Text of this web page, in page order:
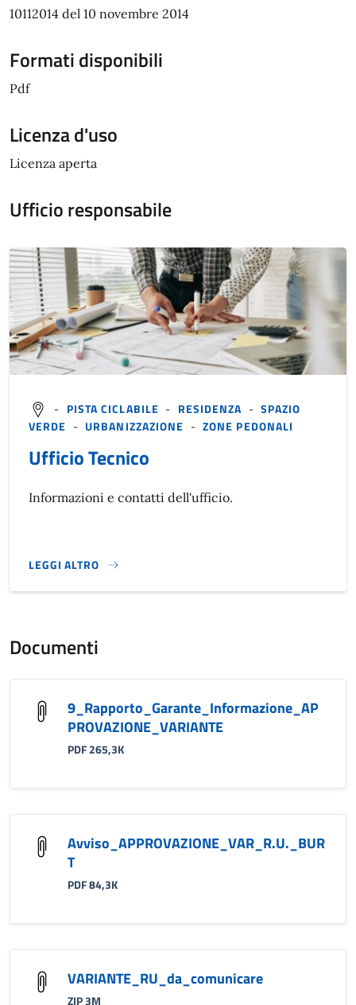
10112014 del 10 novembre 2014
Formati disponibili
Pdf
Licenza d'uso
Licenza aperta
Ufficio responsabile
- PISTA CICLABILE - RESIDENZA - SPAZIO
VERDE - URBANIZZAZIONE - ZONE PEDONALI
Ufficio Tecnico
Informazioni e contatti dell'ufficio.
LEGGI ALTRO
}
Documenti
9_Rapporto_Garante_Informazione_AP
PROVAZIONE_VARIANTE
PDF 265,3K
Avviso_APPROVAZIONE_VAR_R.U._BUR
T
PDF 84,3K
VARIANTE_RU_da_comunicare
ZIP 3M